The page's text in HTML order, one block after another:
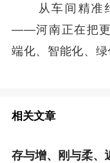
从车间精准纾
——河南正在把更
端化、智能化、绿
相关文章
存与增、刚与柔